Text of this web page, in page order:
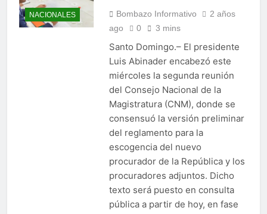
NACIONALES Bombazo Informativo
2 años
ago
0 3 mins
Santo Domingo.– El presidente
Luis Abinader encabezó este
miércoles la segunda reunión
del Consejo Nacional de la
Magistratura (CNM), donde se
consensuó la versión preliminar
del reglamento para la
escogencia del nuevo
procurador de la República y los
procuradores adjuntos. Dicho
texto será puesto en consulta
pública a partir de hoy, en fase